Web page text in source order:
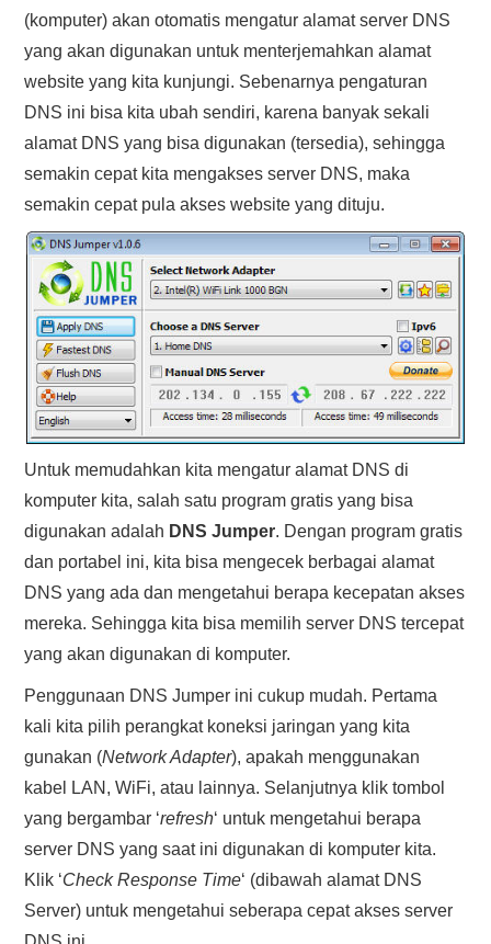
(komputer) akan otomatis mengatur alamat server DNS
yang akan digunakan untuk menterjemahkan alamat
website yang kita kunjungi. Sebenarnya pengaturan
DNS ini bisa kita ubah sendiri, karena banyak sekali
alamat DNS yang bisa digunakan (tersedia), sehingga
semakin cepat kita mengakses server DNS, maka
semakin cepat pula akses website yang dituju.
Untuk memudahkan kita mengatur alamat DNS di
komputer kita, salah satu program gratis yang bisa
digunakan adalah DNS Jumper. Dengan program gratis
dan portabel ini, kita bisa mengecek berbagai alamat
DNS yang ada dan mengetahui berapa kecepatan akses
mereka. Sehingga kita bisa memilih server DNS tercepat
yang akan digunakan di komputer.
Penggunaan DNS Jumper ini cukup mudah. Pertama
kali kita pilih perangkat koneksi jaringan yang kita
gunakan (Network Adapter), apakah menggunakan
kabel LAN, WiFi, atau lainnya. Selanjutnya klik tombol
yang bergambar ‘refresh‘ untuk mengetahui berapa
server DNS yang saat ini digunakan di komputer kita.
Klik ‘Check Response Time‘ (dibawah alamat DNS
Server) untuk mengetahui seberapa cepat akses server